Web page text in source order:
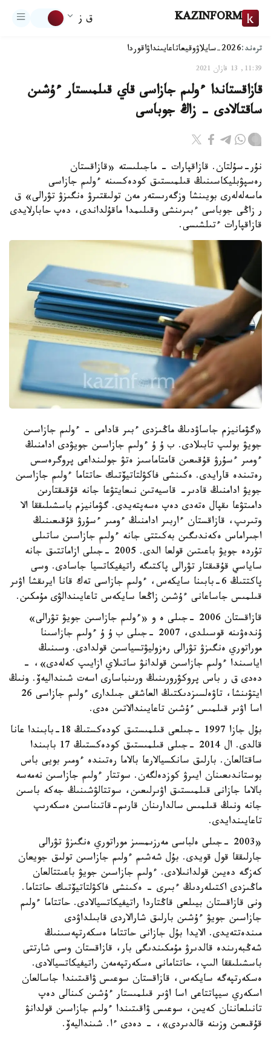
KAZINFORM ق ز
ترەند:2026-سايلاۋ وقيعاتاعايىنداۋاقوردا
11:39, 13 قازان 2021
قازاقستاندا ءولىم جازاسى قاي قىلمىستار ءۇشىن
ساقتالادى - زاڭ جوباسى
نۇر-سۇلتان. قازاقپارات - ماجىلىستە «قازاقستان
رەسپۋبليكاسىنىڭ قىلمىستىق كودەكسىنە ءولىم جازاسى
ماسەلەلەرى بويىنشا وزگەرىستەر مەن تولىقتىرۋ ەنگىزۋ تۋرالى» ق
ر زاڭى جوباسى ءبىرىنشى وقىلىمدا ماقۇلداندى، دەپ حابارلايدى
قازاقپارات ءتىلشىسى.
«گۋمانيزم جاساۋدىڭ ماڭىزدى ءبىر قادامى - ءولىم جازاسىن
جويۋ بولىپ تابىلادى. ب ۇ ۇ ءولىم جازاسىن جويۋدى ادامنىڭ
ءومىر ءسۇرۋ قۇقىعىن قامتاماسىز ەتۋ جولىنداعى پروگرەسس
رەتىندە قارايدى. ەكىنشى فاكۋلتاتيۆتىك حاتتاما ءولىم جازاسىن
جويۋ ادامنىڭ قادىر- قاسيەتىن نىعايتۋعا جانە قۇقىقتارىن
دامىتۋعا ىقپال ەتەدى دەپ ەسەپتەيدى. گۋمانيزم باسشىلىققا الا
وتىرىپ، قازاقستان ءاربىر ادامنىڭ ءومىر ءسۇرۋ قۇقىعىنىڭ
اجىراماس ەكەندىگىن بەكىتتى جانە ءولىم جازاسىن ساتىلى
تۇردە جويۋ باعىتىن قولعا الدى. 2005 -جىلى ازاماتتىق جانە
ساياسي قۇقىقتار تۋرالى پاكتىگە راتيفيكاتسيا جاسادى. وسى
پاكتتىڭ 6-بابىنا سايكەس، ءولىم جازاسى تەك قانا ايرىقشا اۋىر
قىلمىس جاساعانى ءۇشىن زاڭعا سايكەس تاعايىندالۋى مۇمكىن.
قازاقستان 2006 -جىلى ە و «ءولىم جازاسىن جويۋ تۋرالى»
ۇندەۋىنە قوسىلدى، 2007 -جىلى ب ۇ ۇ ءولىم جازاسىنا
موراتوري ەنگىزۋ تۋرالى رەزوليۋتسياسىن قولدادى. وسىنىڭ
اياسىندا ءولىم جازاسىن قولدانۋ ساتىلاي ازايىپ كەلەدى»، -
دەدى ق ر باس پروكۋرورىنىڭ ورىنباسارى اسەت شىنداليەۆ. ونىڭ
ايتۋىنشا، تاۋەلسىزدىكتىڭ العاشقى جىلدارى ءولىم جازاسى 26
اسا اۋىر قىلمىس ءۇشىن تاعايىندالاتىن ەدى.
بۇل جازا 1997 -جىلعى قىلمىستىق كودەكستىڭ 18-بابىندا عانا
قالدى. ال 2014 -جىلى قىلمىستىق كودەكستىڭ 17 بابىندا
ساقتالعان. بارلىق سانكسيالارعا بالاما رەتىندە ءومىر بويى باس
بوستاندىعىنان ايىرۋ كوزدەلگەن. سوتتار ءولىم جازاسىن نەمەسە
بالاما جازانى قىلمىستىق اۋىرلىعىن، سوتتالۋشىنىڭ جەكە باسىن
جانە ونىڭ قىلمىس سالدارىنان قارىم-قاتىناسىن ەسكەرىپ
تاعايىندايدى.
«2003 -جىلى ەلباسى مەرزىمسىز موراتوري ەنگىزۋ تۋرالى
جارلىققا قول قويدى. بۇل شەشىم ءولىم جازاسىن تولىق جويعان
كەزگە دەيىن قولدانىلادى. ءولىم جازاسىن جويۋ باعىتتالعان
ماڭىزدى اكتىلەردىڭ ءبىرى - ەكىنشى فاكۋلتاتيۆتىك حاتتاما.
ونى قازاقستان بيىلعى قاڭتاردا راتيفيكاتسيالادى. حاتتاما ءولىم
جازاسىن جويۋ ءۇشىن بارلىق شارالاردى قابىلداۋدى
مىندەتتەيدى. الايدا بۇل جازانى حاتتاما ەسكەرتپەسىنىڭ
شەڭبەرىندە قالدىرۋ مۇمكىندىگى بار، قازاقستان وسى شارتتى
باسشىلىققا الىپ، حاتتامانى ەسكەرتپەمەن راتيفيكاتسيالادى.
ەسكەرتپەگە سايكەس، قازاقستان سوعىس ۋاقىتىندا جاسالعان
اسكەري سيپاتتاعى اسا اۋىر قىلمىستار ءۇشىن كىنالى دەپ
تانىلعاننان كەيىن، سوعىس ۋاقىتىندا ءولىم جازاسىن قولدانۋ
قۇقىعىن وزىنە قالدىردى»، - دەدى ءا. شىنداليەۆ.